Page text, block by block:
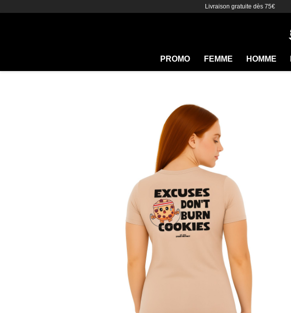
Livraison gratuite dès 75€
PROMO FEMME HOMME